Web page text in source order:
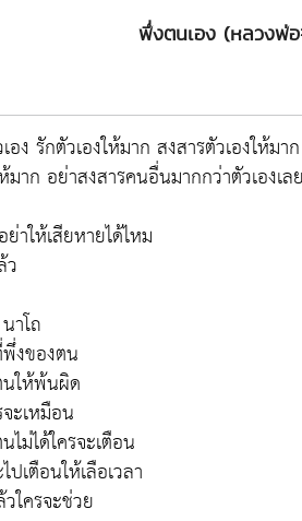
พึ่งตนเอง (หลวงพ่
อง รักตัวเองให้มาก สงสารตัวเองให้มาก
มาก อย่าสงสารคนอื่นมากกว่าตัวเองเลย
าให้เสียหายได้ไหม
ว
าโถ
งของตน
ให้พ้นผิด
ะเหมือน
ม่ได้ใครจะเตือน
เตือนให้เลือเวลา
ใครจะช่วย